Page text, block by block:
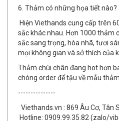
6. Thảm có những họa tiết nào?
Hiện Viethands cung cấp trên
sắc khác nhau. Hơn 1000 thảm
sắc sang trọng, hòa nhã, tươi
mọi không gian và sở thích của
Thảm chùi chân đang hot hơn
chóng order để tậu về mẫu
---------------
Viethands.vn : 869 Âu Cơ, Tân
Hotline: 0909.99.35.82 (zalo/